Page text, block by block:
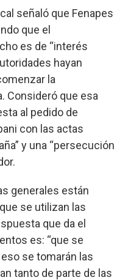
señaló que Fenapes
que el
es de “interés
hayan
la
Consideró que esa
al pedido de
con las actas
y una “persecución
generales están
se utilizan las
que da el
es: “que se
se tomarán las
tanto de parte de las